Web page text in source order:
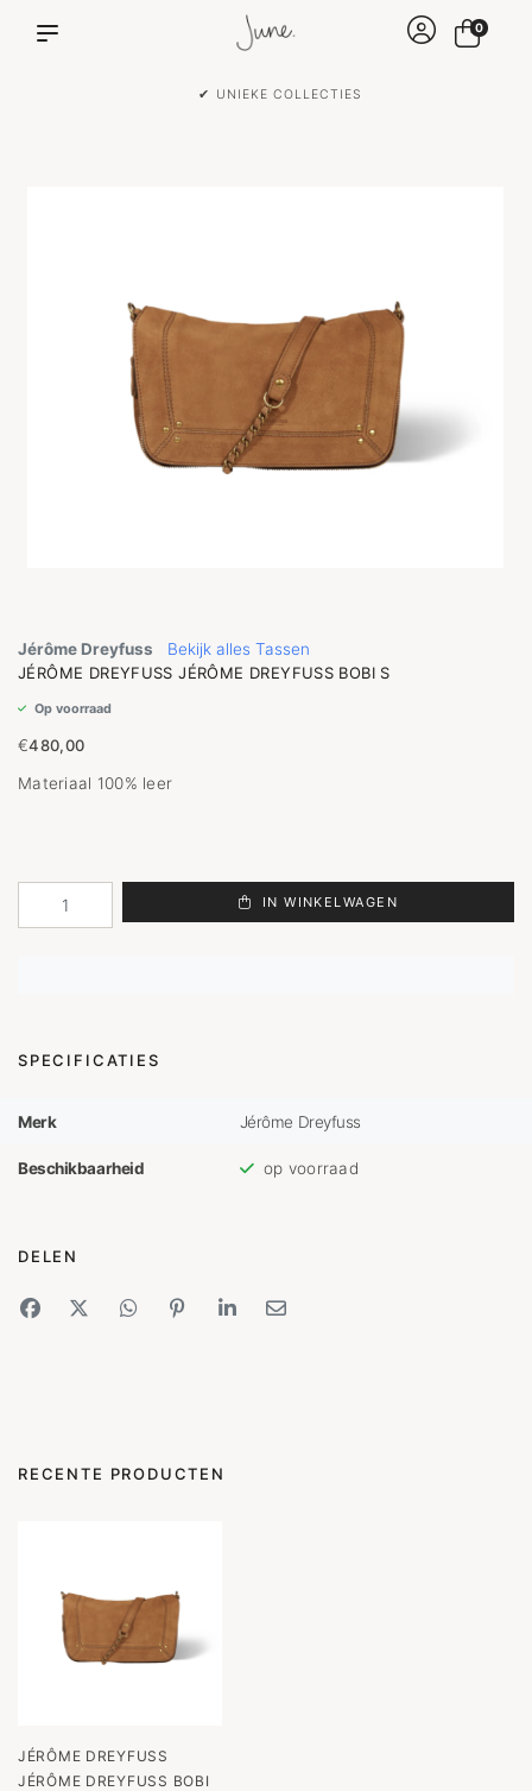
✔ VOOR 15:00 BESTELD IS DEZELFDE DAG
0
Jérôme Dreyfuss
Bekijk alles Tassen
JÉRÔME DREYFUSS JÉRÔME DREYFUSS BOBI S
Op voorraad
€480,00
Materiaal 100% leer
IN WINKELWAGEN
SPECIFICATIES
Merk Jérôme Dreyfuss
Beschikbaarheid op voorraad
DELEN
RECENTE PRODUCTEN
JÉRÔME DREYFUSS
JÉRÔME DREYFUSS BOBI